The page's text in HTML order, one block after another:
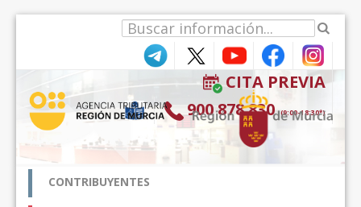
CITA PREVIA
900 878 830 (9:00-18:30*)
CONTRIBUYENTES